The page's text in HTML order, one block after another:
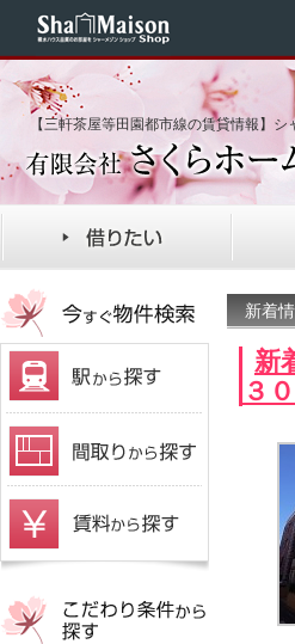
【三軒茶屋等田園都市線の賃貸情報】
新着
新
３